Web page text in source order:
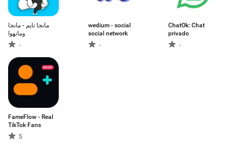
مانجا تايم - مانجا
ومانهوا
-
wedium - social
social network
-
ChatOk: Chat
privado
-
FameFlow - Real
TikTok Fans
5